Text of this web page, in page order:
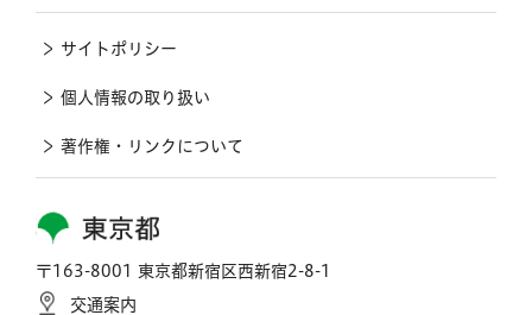
東京都
〒163-8001 東京都新宿区西新宿2-8-1
交通案内
サイトポリシー
個人情報の取り扱い
著作権・リンクについて